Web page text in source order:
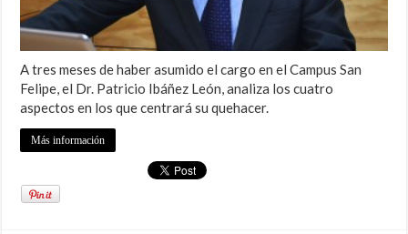
A tres meses de haber asumido el cargo en el Campus San
Felipe, el Dr. Patricio Ibáñez León, analiza los cuatro
aspectos en los que centrará su quehacer.
Más información